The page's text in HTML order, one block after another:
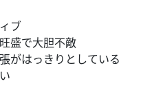
ブ
盛で大胆不敵
がはっきりとしている